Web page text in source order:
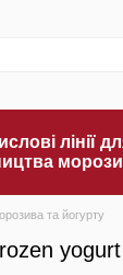
лінії
та йогурту